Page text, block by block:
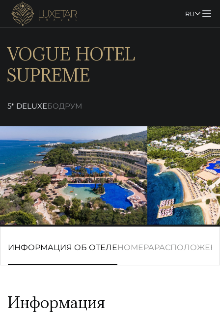
RU
VOGUE HOTEL
SUPREME
5* DELUXEБОДРУМ
ИНФОРМАЦИЯ ОБ ОТЕЛЕНОМЕРА
Информация